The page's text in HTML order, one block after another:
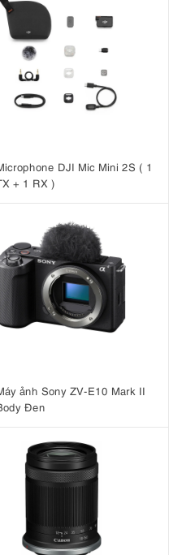
DJI Mic Mini 2S ( 1
+ 1 RX )
ảnh Sony ZV-E10 Mark II
Đen